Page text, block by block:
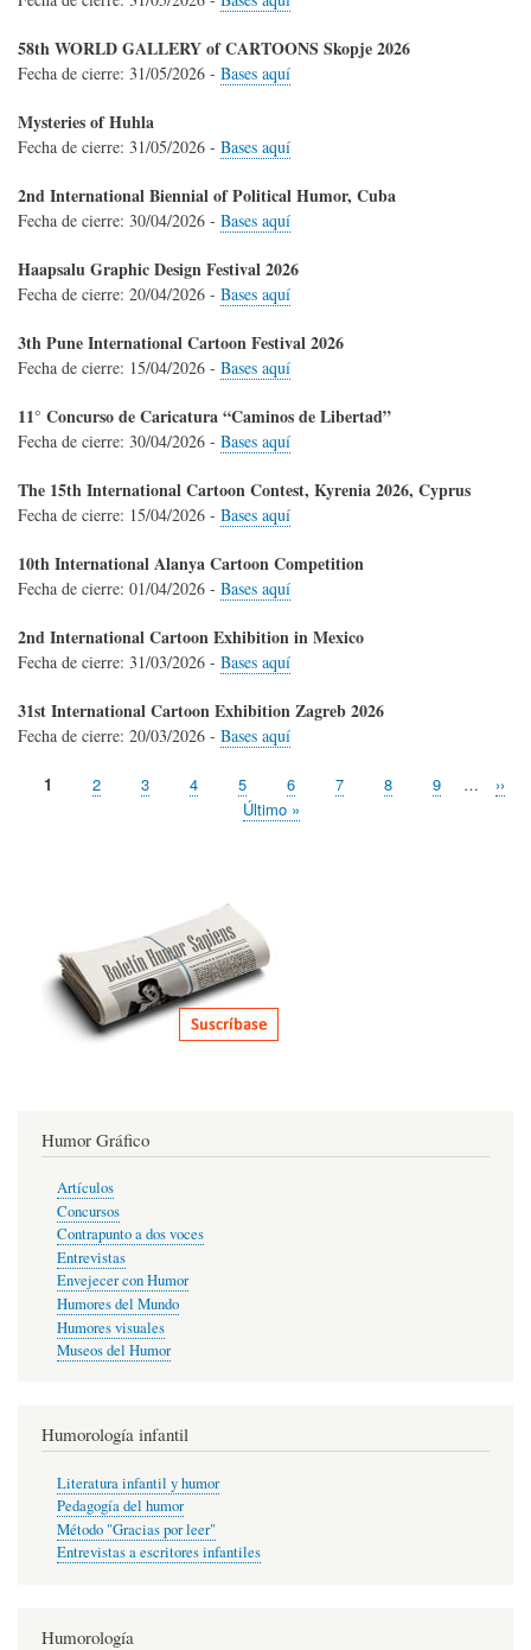
58th WORLD GALLERY of CARTOONS Skopje 2026
Fecha de cierre: 31/05/2026 - Bases aquí
Mysteries of Huhla
Fecha de cierre: 31/05/2026 - Bases aquí
2nd International Biennial of Political Humor, Cuba
Fecha de cierre: 30/04/2026 - Bases aquí
Haapsalu Graphic Design Festival 2026
Fecha de cierre: 20/04/2026 - Bases aquí
3th Pune International Cartoon Festival 2026
Fecha de cierre: 15/04/2026 - Bases aquí
11° Concurso de Caricatura “Caminos de Libertad”
Fecha de cierre: 30/04/2026 - Bases aquí
The 15th International Cartoon Contest, Kyrenia 2026, Cyprus
Fecha de cierre: 15/04/2026 - Bases aquí
10th International Alanya Cartoon Competition
Fecha de cierre: 01/04/2026 - Bases aquí
2nd International Cartoon Exhibition in Mexico
Fecha de cierre: 31/03/2026 - Bases aquí
31st International Cartoon Exhibition Zagreb 2026
Fecha de cierre: 20/03/2026 - Bases aquí
Paginación
Página
1 Page
2 Page
3 Page
4 Page
5 Page
6 Page
7 Page
8 Page
9 …
››
Última
Último »
Humor Gráfico
Artículos
Concursos
Contrapunto a dos voces
Entrevistas
Envejecer con Humor
Humores del Mundo
Humores visuales
Museos del Humor
Humorología infantil
Literatura infantil y humor
Pedagogía del humor
Método "Gracias por leer"
Entrevistas a escritores infantiles
Humorología